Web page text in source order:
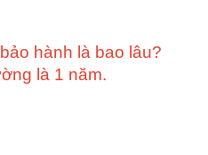
hành là bao lâu?
là 1 năm.